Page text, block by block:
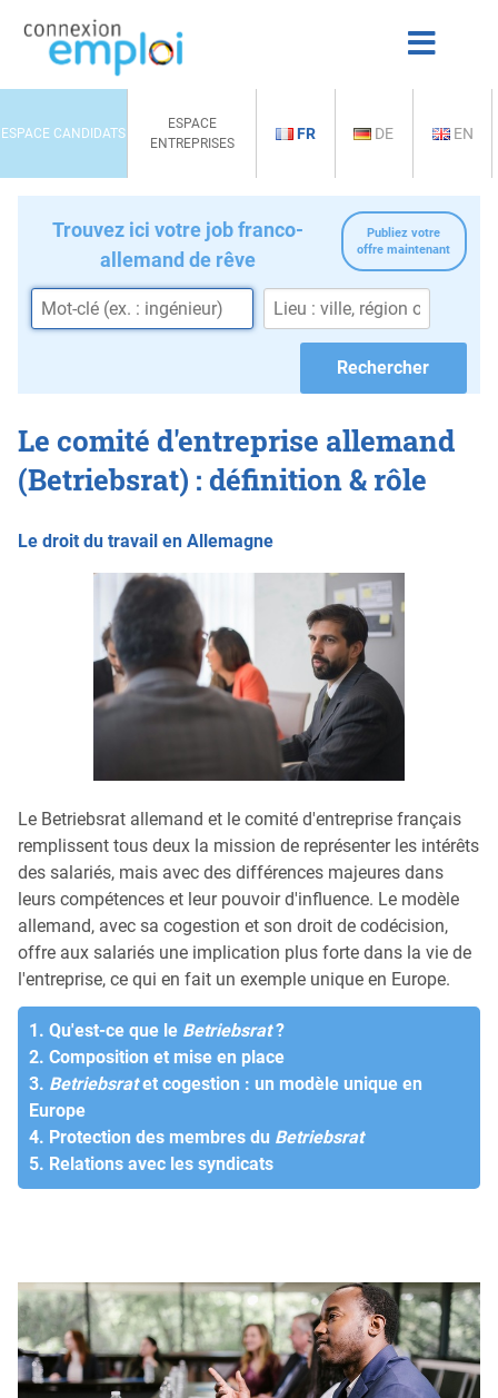
ESPACE CANDIDATS
ESPACE
ENTREPRISES
FR DE EN
Publiez votre
offre maintenant
Trouvez ici votre job franco-
allemand de rêve
Le comité d'entreprise allemand
(Betriebsrat) : définition & rôle
Le droit du travail en Allemagne
Le Betriebsrat allemand et le comité d'entreprise français
remplissent tous deux la mission de représenter les intérêts
des salariés, mais avec des différences majeures dans
leurs compétences et leur pouvoir d'influence. Le modèle
allemand, avec sa cogestion et son droit de codécision,
offre aux salariés une implication plus forte dans la vie de
l'entreprise, ce qui en fait un exemple unique en Europe.
1. Qu'est-ce que le Betriebsrat?
2. Composition et mise en place
3. Betriebsratet cogestion : un modèle unique en
Europe
4. Protection des membres du Betriebsrat
5. Relations avec les syndicats